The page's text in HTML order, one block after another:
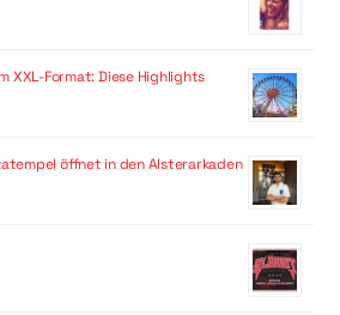
XXL-Format: Diese Highlights
öffnet in den Alsterarkaden